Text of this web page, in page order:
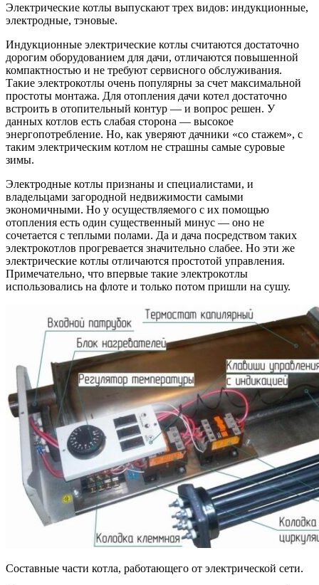
Электрические котлы выпускают трех видов: индукционные,
электродные, тэновые.
Индукционные электрические котлы считаются достаточно
дорогим оборудованием для дачи, отличаются повышенной
компактностью и не требуют сервисного обслуживания.
Такие электрокотлы очень популярны за счет максимальной
простоты монтажа. Для отопления дачи котел достаточно
встроить в отопительный контур — и вопрос решен. У
данных котлов есть слабая сторона — высокое
энергопотребление. Но, как уверяют дачники «со стажем», с
таким электрическим котлом не страшны самые суровые
зимы.
Электродные котлы признаны и специалистами, и
владельцами загородной недвижимости самыми
экономичными. Но у осуществляемого с их помощью
отопления есть один существенный минус — оно не
сочетается с теплыми полами. Да и дача посредством таких
электрокотлов прогревается значительно слабее. Но эти же
электрические котлы отличаются простотой управления.
Примечательно, что впервые такие электрокотлы
использовались на флоте и только потом пришли на сушу.
Составные части котла, работающего от электрической сети.